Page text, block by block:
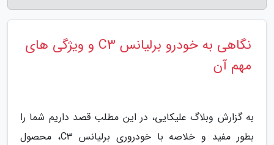
نگاهی به خودرو برلیانس C3 و ویژگی های
مهم آن
به گزارش وبلاگ علیکایی، در این مطلب قصد داریم شما را
بطور مفید و خلاصه با خودروری برلیانس C3، محصول